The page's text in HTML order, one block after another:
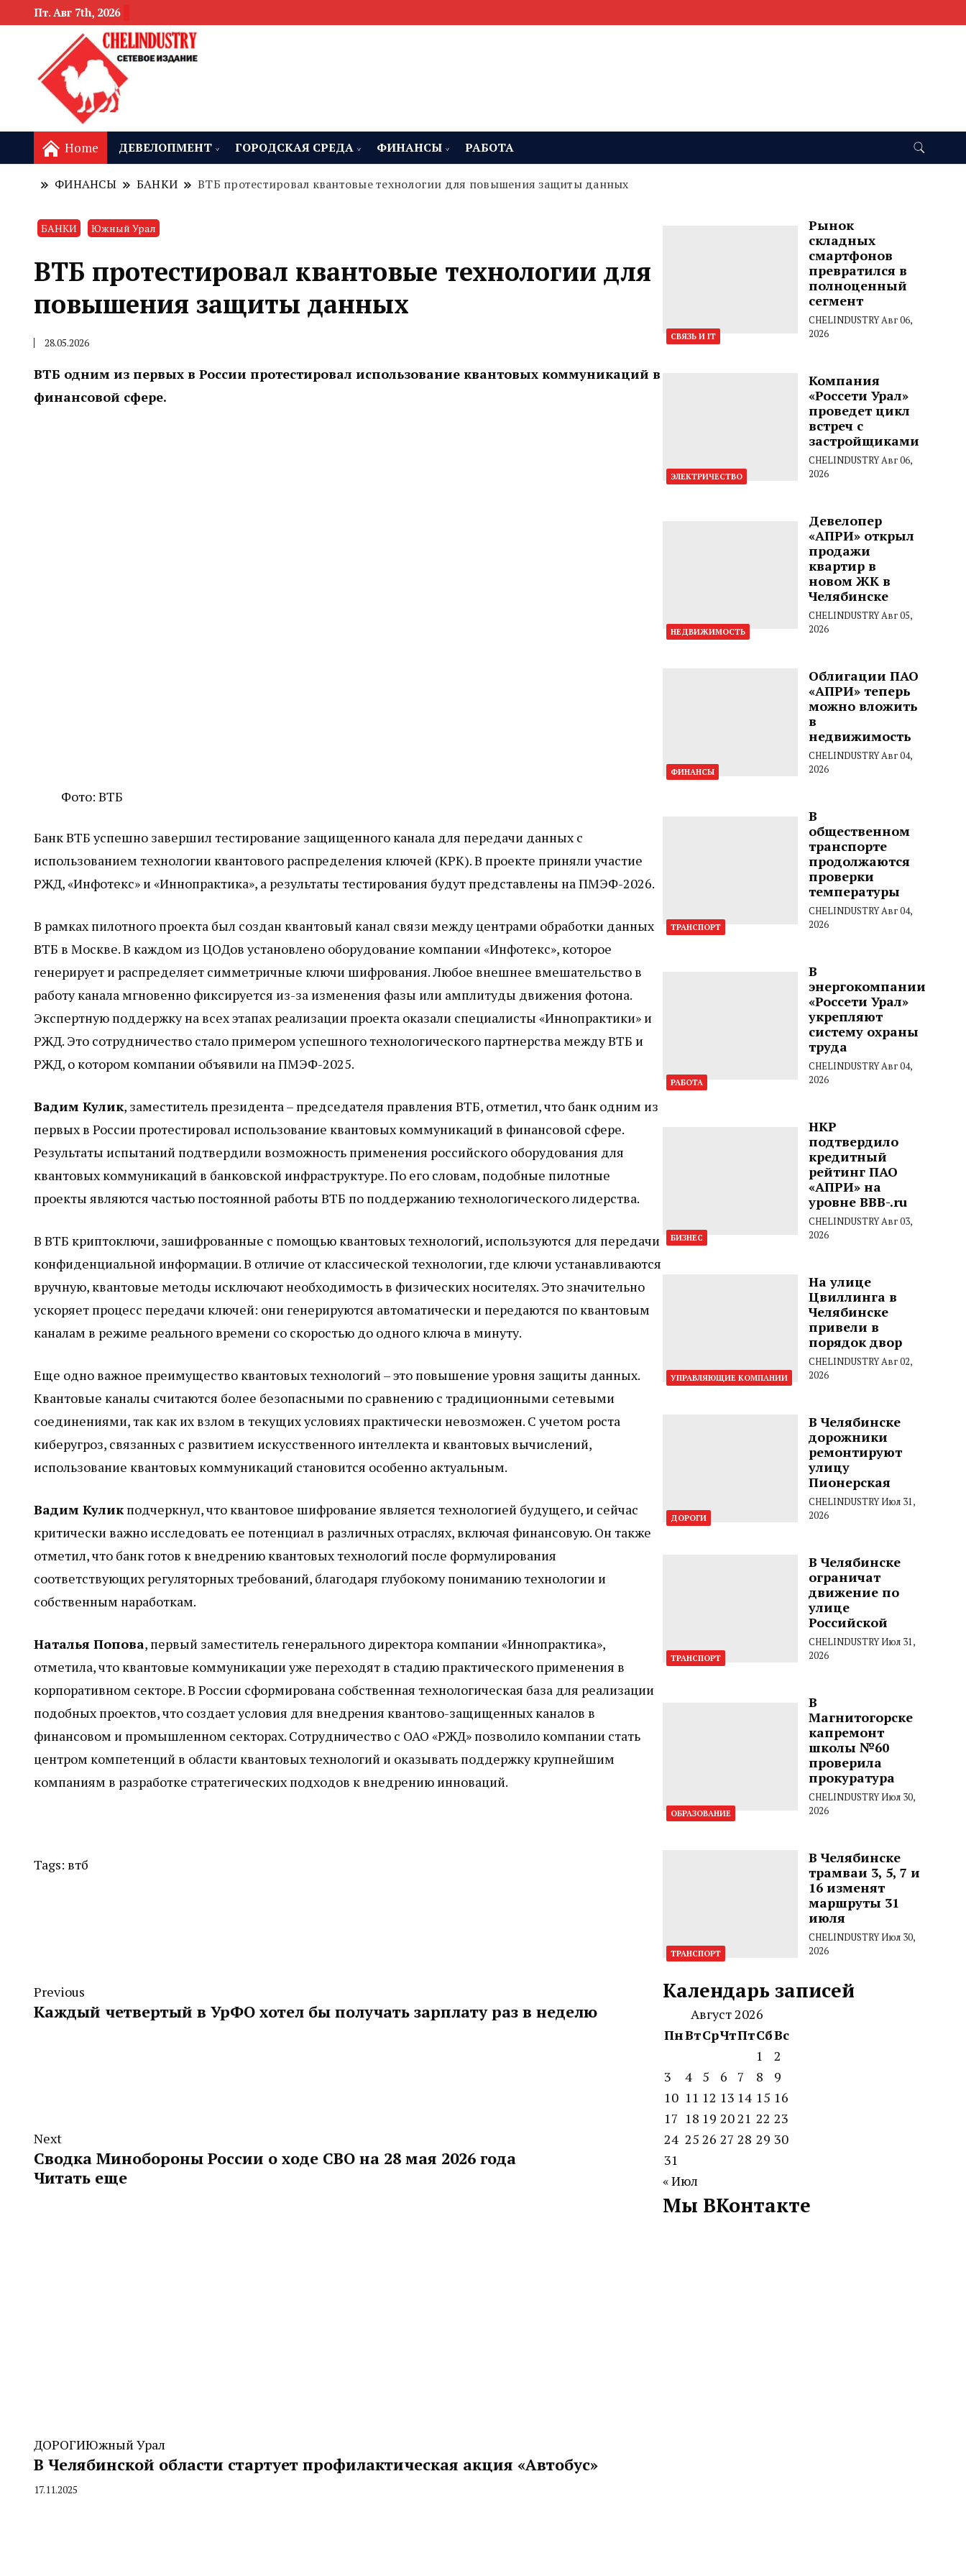
Пт. Авг 7th, 2026
Home ДЕВЕЛОПМЕНТ ГОРОДСКАЯ СРЕДА ФИНАНСЫ РАБОТА
ФИНАНСЫ БАНКИ ВТБ протестировал квантовые технологии для повышения защиты данных
БАНКИ Южный Урал
ВТБ протестировал квантовые технологии для
повышения защиты данных
28.05.2026
ВТБ одним из первых в России протестировал использование квантовых коммуникаций в
финансовой сфере.
Фото: ВТБ
Банк ВТБ успешно завершил тестирование защищенного канала для передачи данных с
использованием технологии квантового распределения ключей (КРК). В проекте приняли участие
РЖД, «Инфотекс» и «Иннопрактика», а результаты тестирования будут представлены на ПМЭФ-2026.
В рамках пилотного проекта был создан квантовый канал связи между центрами обработки данных
ВТБ в Москве. В каждом из ЦОДов установлено оборудование компании «Инфотекс», которое
генерирует и распределяет симметричные ключи шифрования. Любое внешнее вмешательство в
работу канала мгновенно фиксируется из-за изменения фазы или амплитуды движения фотона.
Экспертную поддержку на всех этапах реализации проекта оказали специалисты «Иннопрактики» и
РЖД. Это сотрудничество стало примером успешного технологического партнерства между ВТБ и
РЖД, о котором компании объявили на ПМЭФ-2025.
Вадим Кулик, заместитель президента – председателя правления ВТБ, отметил, что банк одним из
первых в России протестировал использование квантовых коммуникаций в финансовой сфере.
Результаты испытаний подтвердили возможность применения российского оборудования для
квантовых коммуникаций в банковской инфраструктуре. По его словам, подобные пилотные
проекты являются частью постоянной работы ВТБ по поддержанию технологического лидерства.
В ВТБ криптоключи, зашифрованные с помощью квантовых технологий, используются для передачи
конфиденциальной информации. В отличие от классической технологии, где ключи устанавливаются
вручную, квантовые методы исключают необходимость в физических носителях. Это значительно
ускоряет процесс передачи ключей: они генерируются автоматически и передаются по квантовым
каналам в режиме реального времени со скоростью до одного ключа в минуту.
Еще одно важное преимущество квантовых технологий – это повышение уровня защиты данных.
Квантовые каналы считаются более безопасными по сравнению с традиционными сетевыми
соединениями, так как их взлом в текущих условиях практически невозможен. С учетом роста
киберугроз, связанных с развитием искусственного интеллекта и квантовых вычислений,
использование квантовых коммуникаций становится особенно актуальным.
Вадим Куликподчеркнул, что квантовое шифрование является технологией будущего, и сейчас
критически важно исследовать ее потенциал в различных отраслях, включая финансовую. Он также
отметил, что банк готов к внедрению квантовых технологий после формулирования
соответствующих регуляторных требований, благодаря глубокому пониманию технологии и
собственным наработкам.
Наталья Попова, первый заместитель генерального директора компании «Иннопрактика»,
отметила, что квантовые коммуникации уже переходят в стадию практического применения в
корпоративном секторе. В России сформирована собственная технологическая база для реализации
подобных проектов, что создает условия для внедрения квантово-защищенных каналов в
финансовом и промышленном секторах. Сотрудничество с ОАО «РЖД» позволило компании стать
центром компетенций в области квантовых технологий и оказывать поддержку крупнейшим
компаниям в разработке стратегических подходов к внедрению инноваций.
Tags: втб
Previous
Каждый четвертый в УрФО хотел бы получать зарплату раз в неделю
Next
Сводка Минобороны России о ходе СВО на 28 мая 2026 года
Читать еще
ДОРОГИЮжный Урал
В Челябинской области стартует профилактическая акция «Автобус»
By
17.11.2025
СВЯЗЬ И IT
Рынок
складных
смартфонов
превратился в
полноценный
сегмент
CHELINDUSTRYАвг 06,
2026
ЭЛЕКТРИЧЕСТВО
Компания
«Россети Урал»
проведет цикл
встреч с
застройщиками
CHELINDUSTRYАвг 06,
2026
НЕДВИЖИМОСТЬ
Девелопер
«АПРИ» открыл
продажи
квартир в
новом ЖК в
Челябинске
CHELINDUSTRYАвг 05,
2026
ФИНАНСЫ
Облигации ПАО
«АПРИ» теперь
можно вложить
в
недвижимость
CHELINDUSTRYАвг 04,
2026
ТРАНСПОРТ
В
общественном
транспорте
продолжаются
проверки
температуры
CHELINDUSTRYАвг 04,
2026
РАБОТА
В
энергокомпании
«Россети Урал»
укрепляют
систему охраны
труда
CHELINDUSTRYАвг 04,
2026
БИЗНЕС
НКР
подтвердило
кредитный
рейтинг ПАО
«АПРИ» на
уровне BBB-.ru
CHELINDUSTRYАвг 03,
2026
УПРАВЛЯЮЩИЕ КОМПАНИИ
На улице
Цвиллинга в
Челябинске
привели в
порядок двор
CHELINDUSTRYАвг 02,
2026
ДОРОГИ
В Челябинске
дорожники
ремонтируют
улицу
Пионерская
CHELINDUSTRYИюл 31,
2026
ТРАНСПОРТ
В Челябинске
ограничат
движение по
улице
Российской
CHELINDUSTRYИюл 31,
2026
ОБРАЗОВАНИЕ
В
Магнитогорске
капремонт
школы №60
проверила
прокуратура
CHELINDUSTRYИюл 30,
2026
ТРАНСПОРТ
В Челябинске
трамваи 3, 5, 7 и
16 изменят
маршруты 31
июля
CHELINDUSTRYИюл 30,
2026
Календарь записей
Август 2026
ПнВтСрЧтПтСбВс
1
2
3
4 5 6 7 8
9
10 11 12 13 14 15 16
17 18 19 2021 22 23
24 25 26 27 28 29 30
31
« Июл
Мы ВКонтакте